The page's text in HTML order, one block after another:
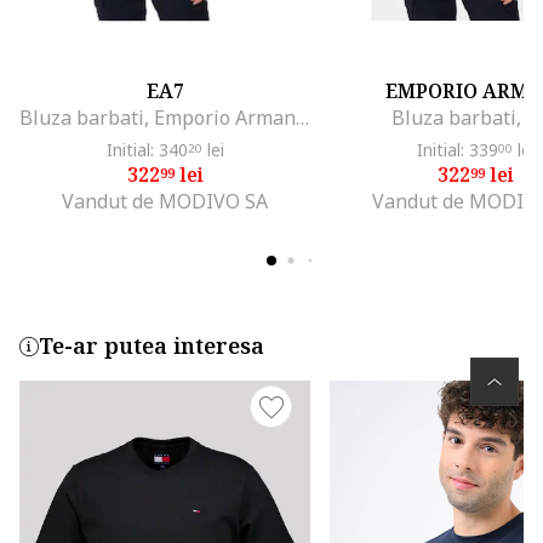
EA7
Bluza barbati, Emporio Armani bumbac si elastan, alb
Initial: 34020 lei
32299lei
Vandut de MODIVO SA
EMPORIO
Bluza barbati,
Initial: 33900 lei
32299lei
Vandut de
Te-ar putea interesa